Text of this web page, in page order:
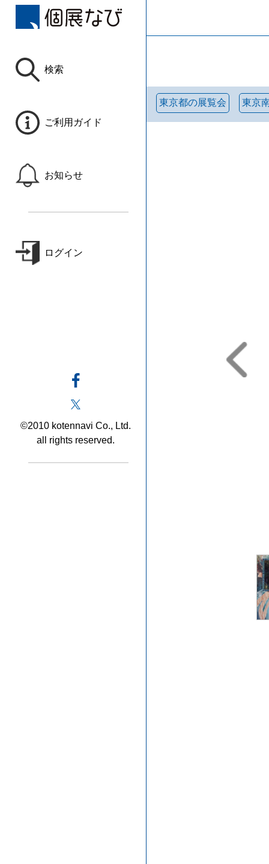
検索
ご利用ガイド
お知らせ
ログイン
©2010 kotennavi Co., Ltd.
all rights reserved.
東京都の展覧会 東京